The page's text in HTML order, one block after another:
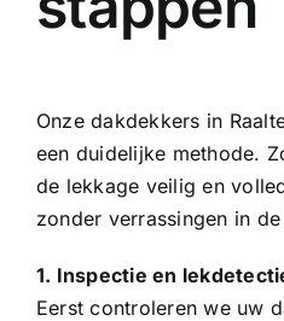
Onze dakdekkers in
een duidelijke methode.
de lekkage veilig en
zonder verrassingen in
1. Inspectie en
Eerst controleren we uw